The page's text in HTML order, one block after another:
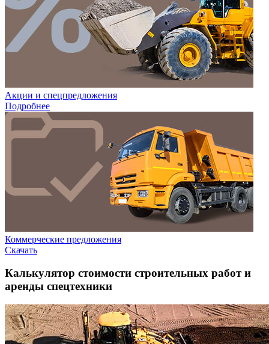
Акции и спецпредложения
Подробнее
Коммерческие предложения
Скачать
Калькулятор стоимости строительных работ и
аренды спецтехники